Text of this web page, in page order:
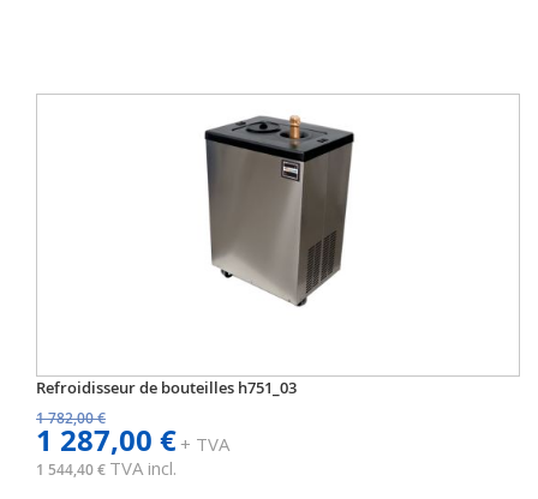
Refroidisseur de bouteilles h751_03
1 782,00 €
1 287,00 €+ TVA
1 544,40 € TVA incl.